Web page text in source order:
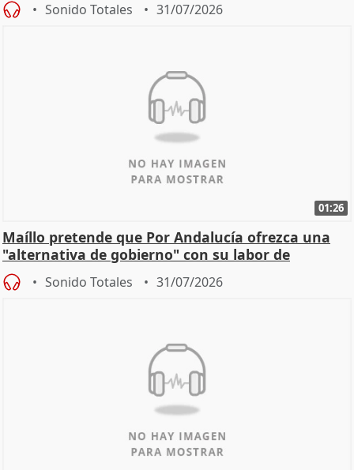
Sonido Totales 31/07/2026
01:26
Maíllo pretende que Por Andalucía ofrezca una
"alternativa de gobierno" con su labor de
oposición
Sonido Totales 31/07/2026